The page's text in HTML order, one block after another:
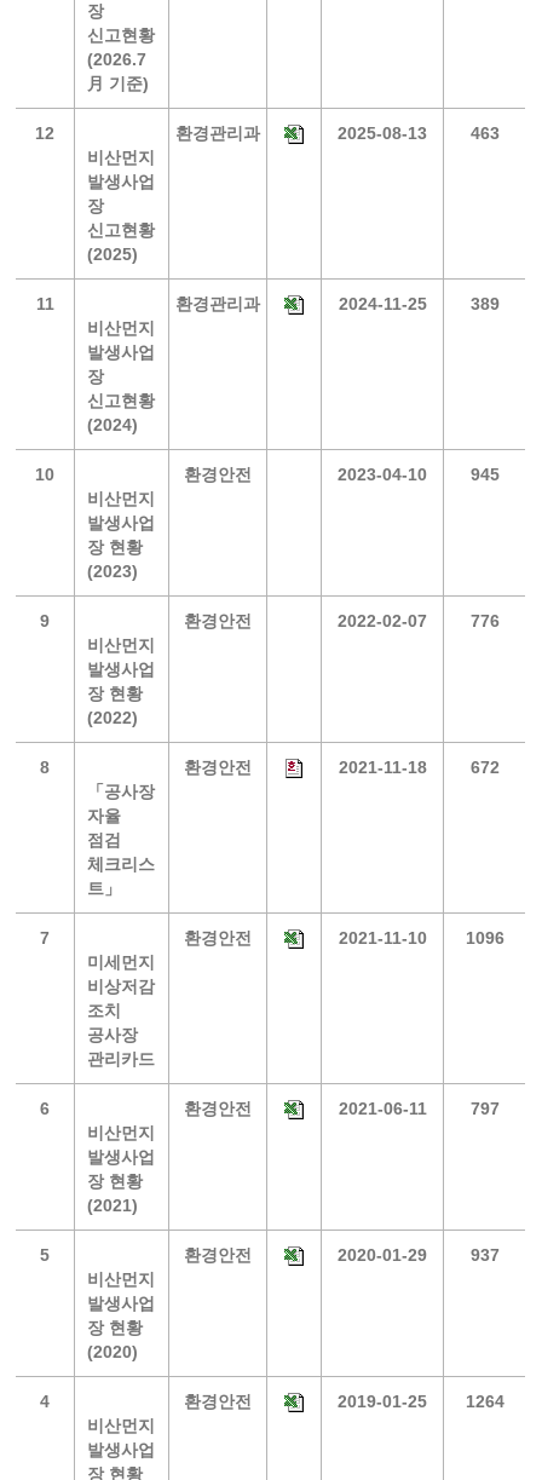
장
신고현황
(2026.7
月 기준)
12
비산먼지
발생사업
장
신고현황
(2025)
환경관리과 2025-08-13 463
11
비산먼지
발생사업
장
신고현황
(2024)
환경관리과 2024-11-25 389
10
비산먼지
발생사업
장 현황
(2023)
환경안전 2023-04-10 945
9
비산먼지
발생사업
장 현황
(2022)
환경안전 2022-02-07 776
8
「공사장
자율
점검
체크리스
트」
환경안전 2021-11-18 672
7
미세먼지
비상저감
조치
공사장
관리카드
환경안전 2021-11-10 1096
6
비산먼지
발생사업
장 현황
(2021)
환경안전 2021-06-11 797
5
비산먼지
발생사업
장 현황
(2020)
환경안전 2020-01-29 937
4
비산먼지
발생사업
장 현황
환경안전 2019-01-25 1264